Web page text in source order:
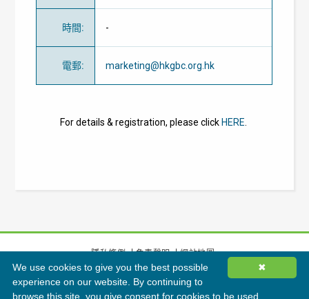
時間: -
電郵: marketing@hkgbc.org.hk
For details & registration, please click HERE
隱私條例 免責聲明
網站地圖
©2026香港綠色建築議會有限公司版權所有 ✖
We use cookies to give you the best possible
experience on our website. By continuing to
browse this site, you give consent for cookies to be used.